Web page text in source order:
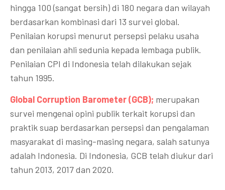
hingga 100 (sangat bersih) di 180 negara dan wilayah
berdasarkan kombinasi dari 13 survei global.
Penilaian korupsi menurut persepsi pelaku usaha
dan penilaian ahli sedunia kepada lembaga publik.
Penilaian CPI di Indonesia telah dilakukan sejak
tahun 1995.
Global Corruption Barometer (GCB); merupakan
survei mengenai opini publik terkait korupsi dan
praktik suap berdasarkan persepsi dan pengalaman
masyarakat di masing-masing negara, salah satunya
adalah Indonesia. Di Indonesia, GCB telah diukur dari
tahun 2013, 2017 dan 2020.